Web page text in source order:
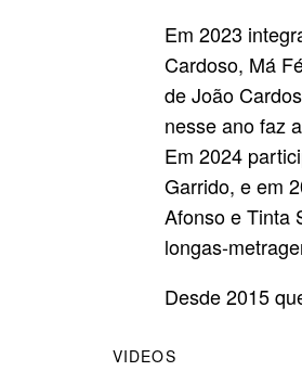
Em 2023
Cardoso, Má
de João
nesse ano faz
Em 2024
Garrido, e em
Afonso e Tinta
longas-
Desde 2015
VIDEOS